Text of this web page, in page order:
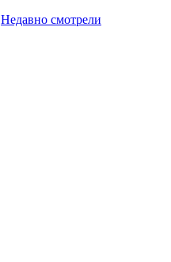
Недавно смотрели